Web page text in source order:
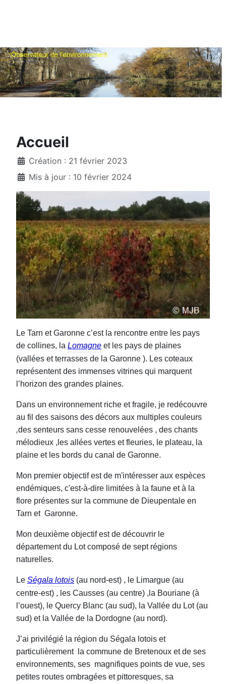
Accueil
Création : 21 février 2023
Mis à jour : 10 février 2024
Le Tarn et Garonne c’est la rencontre entre les pays
de collines, la Lomagne et les pays de plaines
(vallées et terrasses de la Garonne ). Les coteaux
représentent des immenses vitrines qui marquent
l’horizon des grandes plaines.
Dans un environnement riche et fragile, je redécouvre
au fil des saisons des décors aux multiples couleurs
,des senteurs sans cesse renouvelées , des chants
mélodieux ,les allées vertes et fleuries, le plateau, la
plaine et les bords du canal de Garonne.
Mon premier objectif est de m'intéresser aux espèces
endémiques, c'est-à-dire limitées à la faune et à la
flore présentes sur la commune de Dieupentale en
Tarn et Garonne.
Mon deuxième objectif est de découvrir le
département du Lot composé de sept régions
naturelles.
Le Ségala lotois (au nord-est) , le Limargue (au
centre-est) , les Causses (au centre) ,la Bouriane (à
l’ouest), le Quercy Blanc (au sud), la Vallée du Lot (au
sud) et la Vallée de la Dordogne (au nord).
J’ai privilégié la région du Ségala lotois et
particulièrement la commune de Bretenoux et de ses
environnements, ses magnifiques points de vue, ses
petites routes ombragées et pittoresques, sa